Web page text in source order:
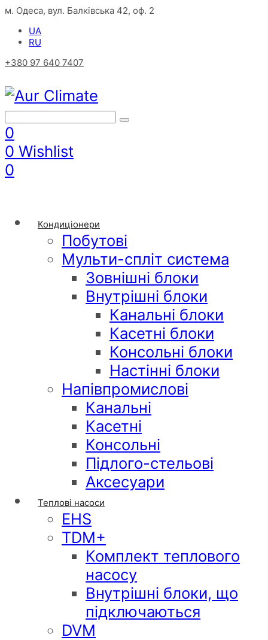
м. Одеса, вул. Балківська 42, оф. 2
UA
RU
+380 97 640 7407
0
0 Wishlist
0
Кондиціонери
Побутові
Мульти-спліт система
Зовнішні блоки
Внутрішні блоки
Канальні блоки
Касетні блоки
Консольні блоки
Настінні блоки
Напівпромислові
Канальні
Касетні
Консольні
Підлого-стельові
Аксесуари
Теплові насоси
EHS
TDM+
Комплект теплового
насосу
Внутрішні блоки, що
підключаються
DVM